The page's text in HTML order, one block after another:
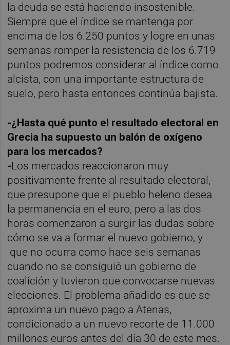
la deuda se está haciendo insostenible.
Siempre que el índice se mantenga por
encima de los 6.250 puntos y logre en unas
semanas romper la resistencia de los 6.719
puntos podremos considerar al índice como
alcista, con una importante estructura de
suelo, pero hasta entonces continúa bajista.
-¿Hasta qué punto el resultado electoral en
Grecia ha supuesto un balón de oxígeno
para los mercados?
-Los mercados reaccionaron muy
positivamente frente al resultado electoral,
que presupone que el pueblo heleno desea
la permanencia en el euro, pero a las dos
horas comenzaron a surgir las dudas sobre
cómo se va a formar el nuevo gobierno, y
que no ocurra como hace seis semanas
cuando no se consiguió un gobierno de
coalición y tuvieron que convocarse nuevas
elecciones. El problema añadido es que se
aproxima un nuevo pago a Atenas,
condicionado a un nuevo recorte de 11.000
millones euros antes del día 30 de este mes.